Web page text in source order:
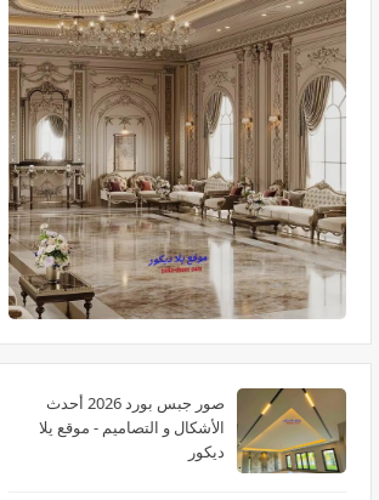
صور جبس بورد 2026 أحدث
الأشكال و التصاميم - موقع يلا
ديكور